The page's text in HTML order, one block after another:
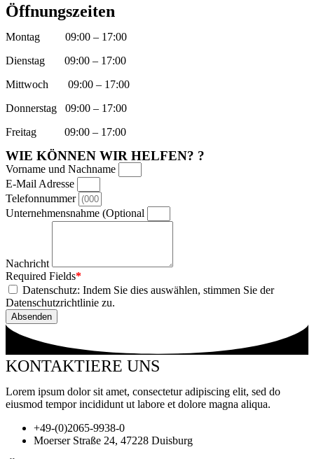
Öffnungszeiten
Montag 09:00 – 17:00
Dienstag 09:00 – 17:00
Mittwoch 09:00 – 17:00
Donnerstag 09:00 – 17:00
Freitag 09:00 – 17:00
WIE KÖNNEN WIR HELFEN? ?
Vorname und Nachname
E-Mail Adresse
Telefonnummer
Unternehmensnahme (Optional
Nachricht
Required Fields*
Datenschutz: Indem Sie dies auswählen, stimmen Sie der
Datenschutzrichtlinie zu.
Absenden
KONTAKTIERE UNS
Lorem ipsum dolor sit amet, consectetur adipiscing elit, sed do
eiusmod tempor incididunt ut labore et dolore magna aliqua.
+49-(0)2065-9938-0
Moerser Straße 24, 47228 Duisburg